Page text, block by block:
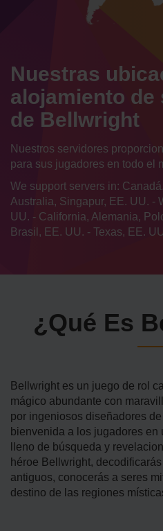
Nuestras
alojamiento de
de Bellwright
Nuestros servidores
para sus jugadores en todo el
We support servers in:
Australia, Singapur, EE. UU. -
UU. - California, Alemania,
Brasil, EE. UU. - Texas, EE.
¿Qué Es
Bellwright es un juego de rol
mágico abundante con
por ingeniosos diseñadores
bienvenida a los jugadores
lleno de búsqueda y
héroe Bellwright,
antiguos, conocerás a seres
destino de las regiones